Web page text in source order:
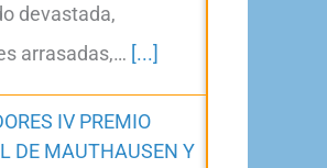
devastada,
arrasadas,… [...]
IV PREMIO
DE MAUTHAUSEN Y